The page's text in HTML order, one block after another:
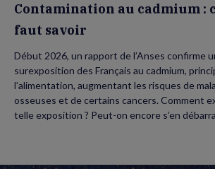
Contamination au cadmium :
faut savoir
Début 2026, un rapport de l’Anses confirme
surexposition des Français au cadmium,
l’alimentation, augmentant les risques de
osseuses et de certains cancers. Comment
telle exposition ? Peut-on encore s’en